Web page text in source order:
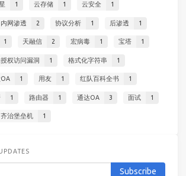
1 云存储 1 云安全 1
内网渗透 2 协议分析 1 后渗透 1
1 天融信 2 宏病毒 1 宝塔 1
权访问漏洞 1 格式化字符串 1
1 用友 1 红队百科全书 1
1 路由器 1 通达OA 3 面试 1
齐治堡垒机 1